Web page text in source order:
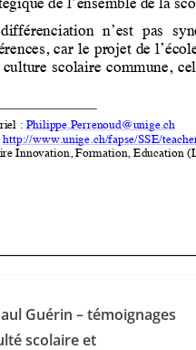
Guérin – témoignages
scolaire et